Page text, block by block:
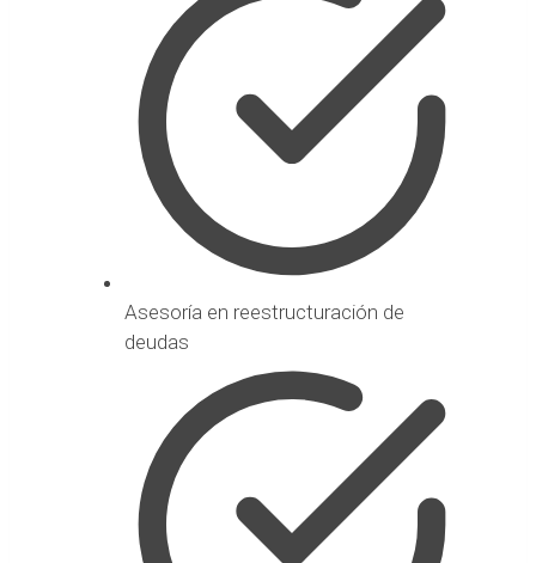
Asesoría en reestructuración de
deudas